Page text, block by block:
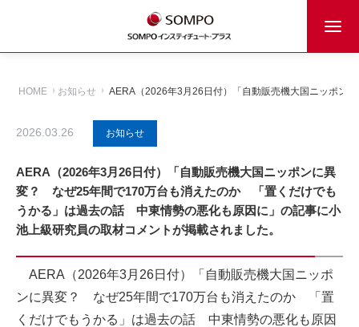
HOME お知らせ AERA（2026年3月26日付）「自動販売機大国ニッポ
2026.03.26 お知らせ
AERA（2026年3月26日付）「自動販売機大国ニッポンに異
変？ なぜ25年間で170万台も消えたのか 「置くだけでも
うかる」は過去の話 中東情勢の悪化も原因に」の記事に小
池上級研究員の取材コメントが掲載されました。
AERA（2026年3月26日付）「自動販売機大国ニッポ
ンに異変？ なぜ25年間で170万台も消えたのか 「置
くだけでもうかる」は過去の話 中東情勢の悪化も原因